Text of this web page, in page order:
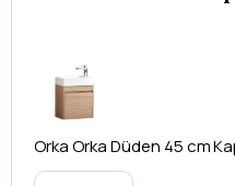
yazdırmanız gerekmektedir.
Aksi durumlarda ürünlerin
yapılamamaktadır.
OrkaOrka Düden 45 cm